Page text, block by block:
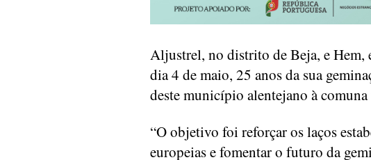
Aljustrel, no distrito de Beja, e Hem,
dia 4 de maio, 25 anos da sua
deste município alentejano à comuna
“O objetivo foi reforçar os laços
europeias e fomentar o futuro da